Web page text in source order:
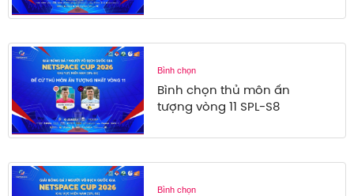
Bình chọn
Bình chọn thủ môn ấn
tượng vòng 11 SPL-S8
Bình chọn